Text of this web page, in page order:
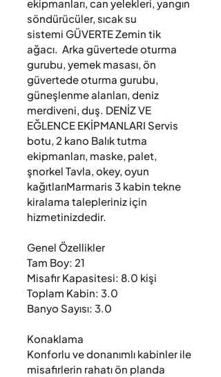
ekipmanları, can yelekleri, yangın
söndürücüler, sıcak su
sistemi GÜVERTE Zemin tik
ağacı.  Arka güvertede oturma
gurubu, yemek masası, ön
güvertede oturma gurubu,
güneşlenme alanları, deniz
merdiveni, duş. DENİZ VE
EĞLENCE EKİPMANLARI Servis
botu, 2 kano Balık tutma
ekipmanları, maske, palet,
şnorkel Tavla, okey, oyun
kağıtlarıMarmaris 3 kabin tekne
kiralama talepleriniz için
hizmetinizdedir.
Genel Özellikler
Tam Boy: 21
Misafir Kapasitesi: 8.0 kişi
Toplam Kabin: 3.0
Banyo Sayısı: 3.0
Konaklama
Konforlu ve donanımlı kabinler ile
misafirlerin rahatı ön planda